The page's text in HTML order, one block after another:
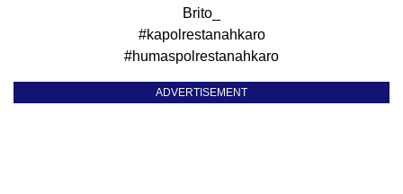
Brito_
#kapolrestanahkaro
#humaspolrestanahkaro
ADVERTISEMENT